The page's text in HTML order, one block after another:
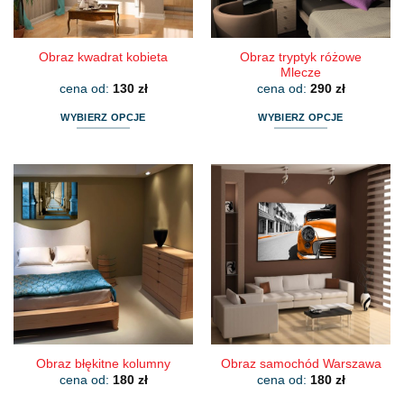
produktu
produktu
Obraz kwadrat kobieta
cena od: 130 zł
WYBIERZ OPCJE
ma
wybrać
na
stronie
produktu
Obraz tryptyk różowe
Mlecze
cena od: 290 zł
WYBIERZ OPCJE
ma
wiele
wariantów.
Opcje
można
wybrać
na
stronie
produktu
Obraz błękitne kolumny
cena od: 180 zł
Obraz samochód Warszawa
cena od: 180 zł